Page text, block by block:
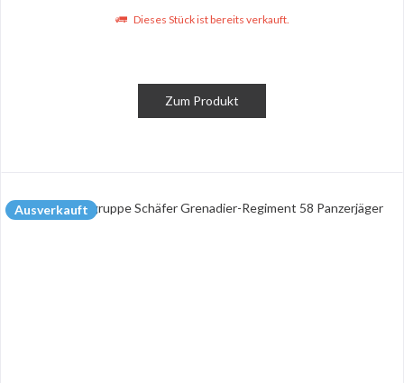
Dieses Stück ist bereits verkauft.
Zum Produkt
Ausverkauft